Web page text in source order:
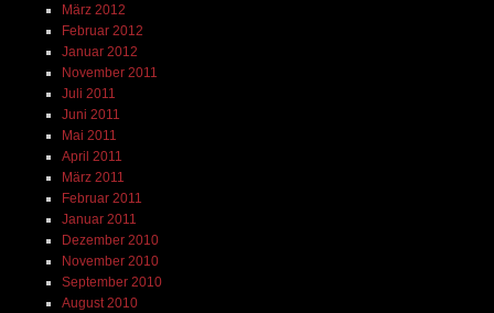
März 2012
Februar 2012
Januar 2012
November 2011
Juli 2011
Juni 2011
Mai 2011
April 2011
März 2011
Februar 2011
Januar 2011
Dezember 2010
November 2010
September 2010
August 2010